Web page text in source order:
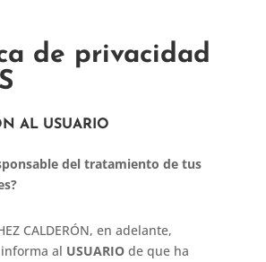
de privacidad
AL USUARIO
del tratamiento de tus
CALDERÓN, en adelante,
al USUARIOde que ha